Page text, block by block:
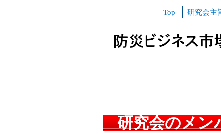
Top 研究会主
研究会のメン